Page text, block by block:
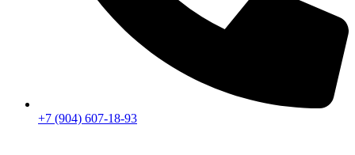
+7 (904) 607-18-93